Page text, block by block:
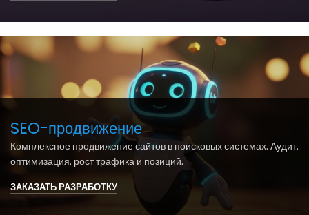
SEO-продвижение
Комплексное продвижение сайтов в поисковых системах. Аудит,
оптимизация, рост трафика и позиций.
ЗАКАЗАТЬ РАЗРАБОТКУ